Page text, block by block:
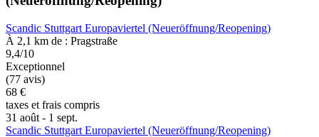
Scandic Stuttgart Europaviertel (Neueröffnung/Reopening)
À 2,1 km de : Pragstraße
9,4/10
Exceptionnel
(77 avis)
68 €
taxes et frais compris
31 août - 1 sept.
Scandic Stuttgart Europaviertel (Neueröffnung/Reopening)